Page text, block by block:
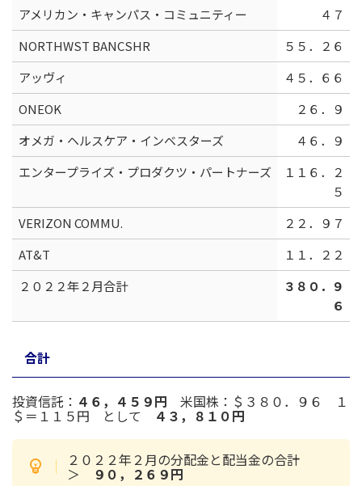
アメリカン・キャンパス・コミュニティー
４７
NORTHWST BANCSHR
５５．２６
アッヴィ
４５．６６
ONEOK
２６．９
オメガ・ヘルスケア・インベスターズ
４６．９
エンタープライズ・プロダクツ・パートナーズ
１１６．２
５
VERIZON COMMU.
２２．９７
AT&T
１１．２２
２０２２年２月合計
３８０．９
６
合計
投資信託： ４６，４５９円 米国株：＄３８０．９６ １
＄＝１１５円 として ４３，８１０円
２０２２年２月の分配金と配当金の合計
＞ ９０，２６９円